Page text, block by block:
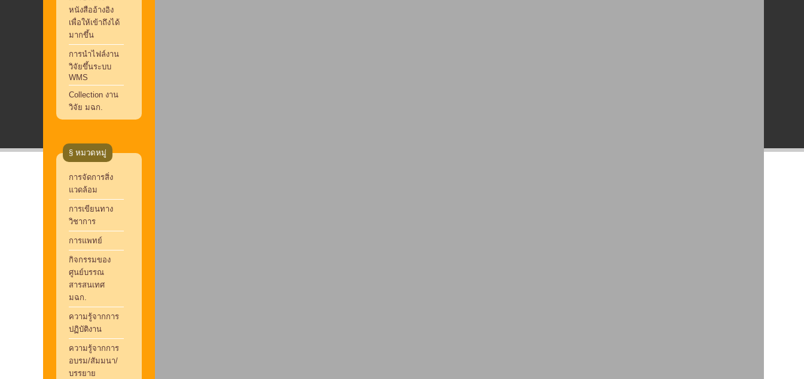
หนังสืออ้างอิง
เพื่อให้เข้าถึงได้
มากขึ้น
การนำไฟล์งาน
วิจัยขึ้นระบบ
WMS
Collection งาน
วิจัย มฉก.
§ หมวดหมู่
การจัดการสิ่ง
แวดล้อม
การเขียนทาง
วิชาการ
การแพทย์
กิจกรรมของ
ศูนย์บรรณ
สารสนเทศ
มฉก.
ความรู้จากการ
ปฏิบัติงาน
ความรู้จากการ
อบรม/สัมมนา/
บรรยาย